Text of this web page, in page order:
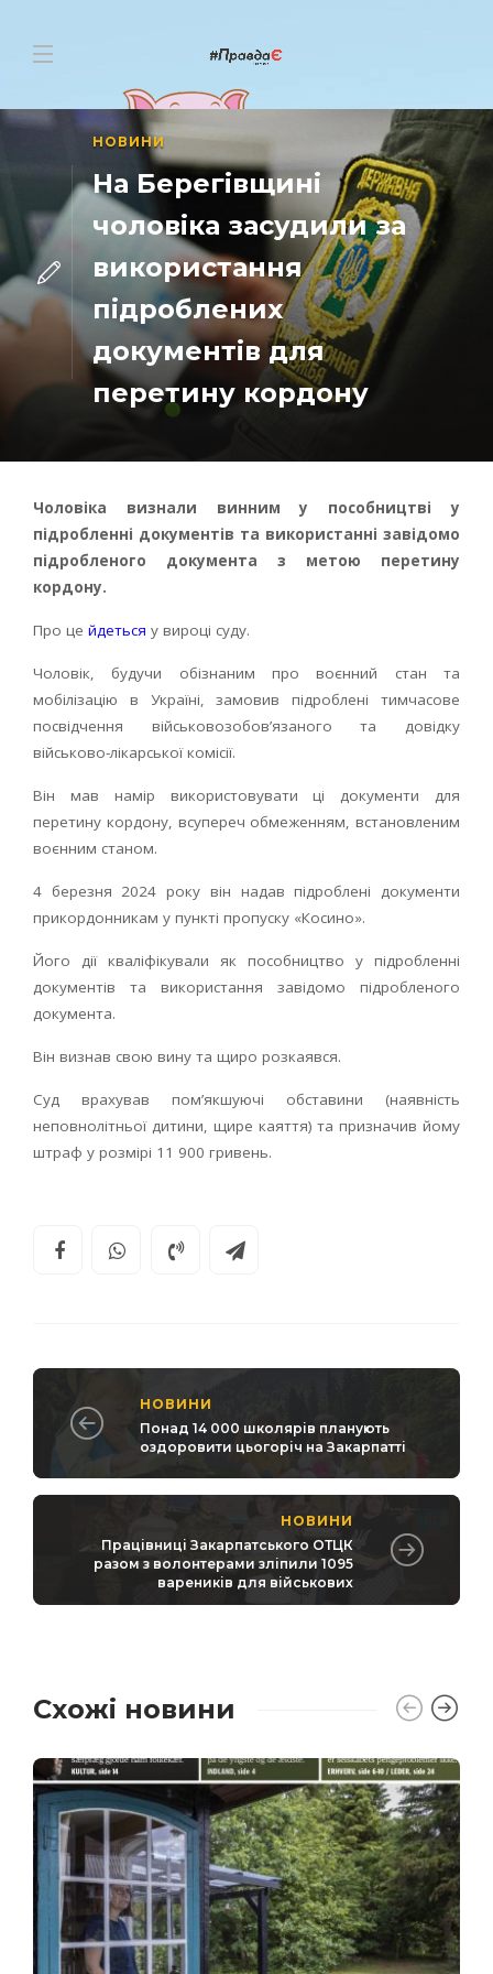
НОВИНИ
На Берегівщині
чоловіка засудили за
використання
підроблених
документів для
перетину кордону
Чоловіка визнали винним у пособництві у
підробленні документів та використанні завідомо
підробленого документа з метою перетину
кордону.
Про це йдеться у вироці суду.
Чоловік, будучи обізнаним про воєнний стан та
мобілізацію в Україні, замовив підроблені тимчасове
посвідчення військовозобов’язаного та довідку
військово-лікарської комісії.
Він мав намір використовувати ці документи для
перетину кордону, всупереч обмеженням, встановленим
воєнним станом.
4 березня 2024 року він надав підроблені документи
прикордонникам у пункті пропуску «Косино».
Його дії кваліфікували як пособництво у підробленні
документів та використання завідомо підробленого
документа.
Він визнав свою вину та щиро розкаявся.
Суд врахував пом’якшуючі обставини (наявність
неповнолітньої дитини, щире каяття) та призначив йому
штраф у розмірі 11 900 гривень.
НОВИНИ
Понад 14 000 школярів планують
оздоровити цьогоріч на Закарпатті
НОВИНИ
Працівниці Закарпатського ОТЦК
разом з волонтерами зліпили 1095
вареників для військових
Схожі новини